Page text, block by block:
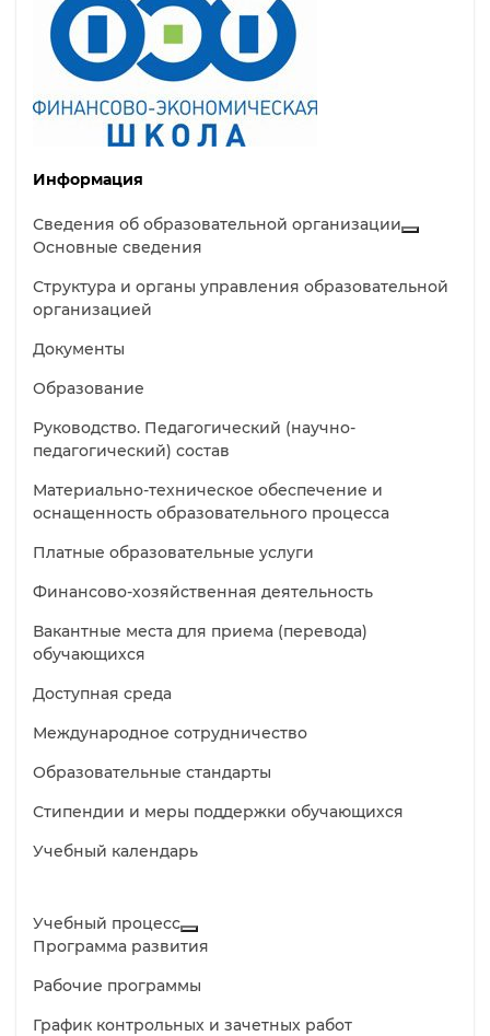
Информация
Сведения об образовательной организации
Основные сведения
Структура и органы управления образовательной
организацией
Документы
Образование
Руководство. Педагогический (научно-
педагогический) состав
Материально-техническое обеспечение и
оснащенность образовательного процесса
Платные образовательные услуги
Финансово-хозяйственная деятельность
Вакантные места для приема (перевода)
обучающихся
Доступная среда
Международное сотрудничество
Образовательные стандарты
Стипендии и меры поддержки обучающихся
Учебный календарь
Учебный процесс
Программа развития
Рабочие программы
График контрольных и зачетных работ